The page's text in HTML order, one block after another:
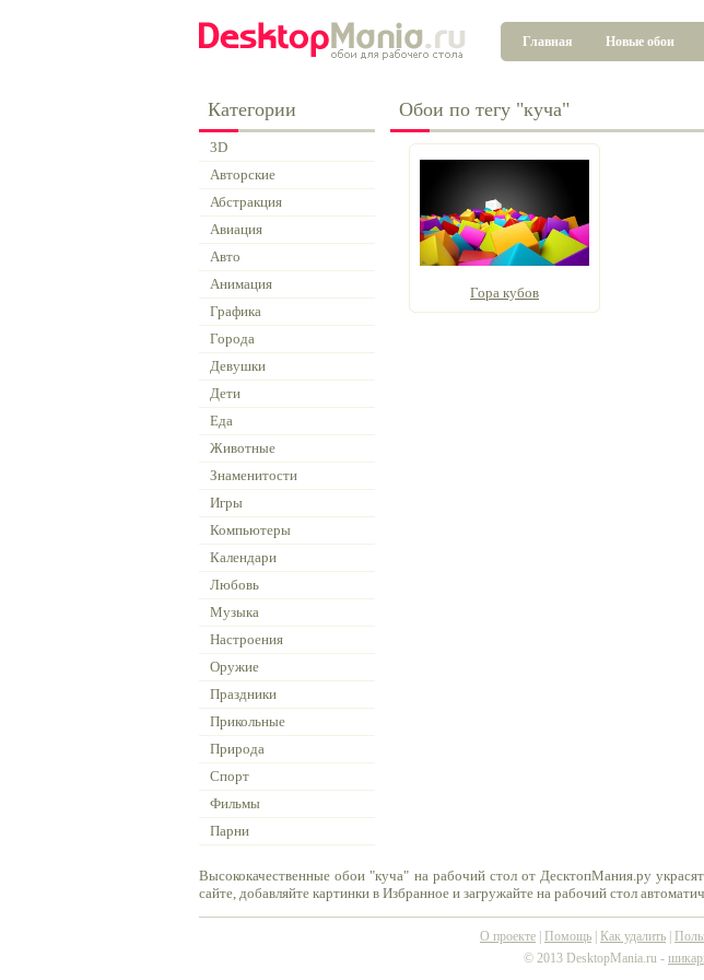
Главная Новые обои
Категории
3D
Авторские
Абстракция
Авиация
Авто
Анимация
Графика
Города
Девушки
Дети
Еда
Животные
Знаменитости
Игры
Компьютеры
Календари
Любовь
Музыка
Настроения
Оружие
Праздники
Прикольные
Природа
Спорт
Фильмы
Парни
Обои по тегу "куча"
Гора кубов
Высококачественные обои "куча" на рабочий стол от ДесктопМания.ру
сайте, добавляйте картинки в Избранное и загружайте на рабочий стол
О проекте Помощь Как удалить
© 2013 DesktopMania.ru -